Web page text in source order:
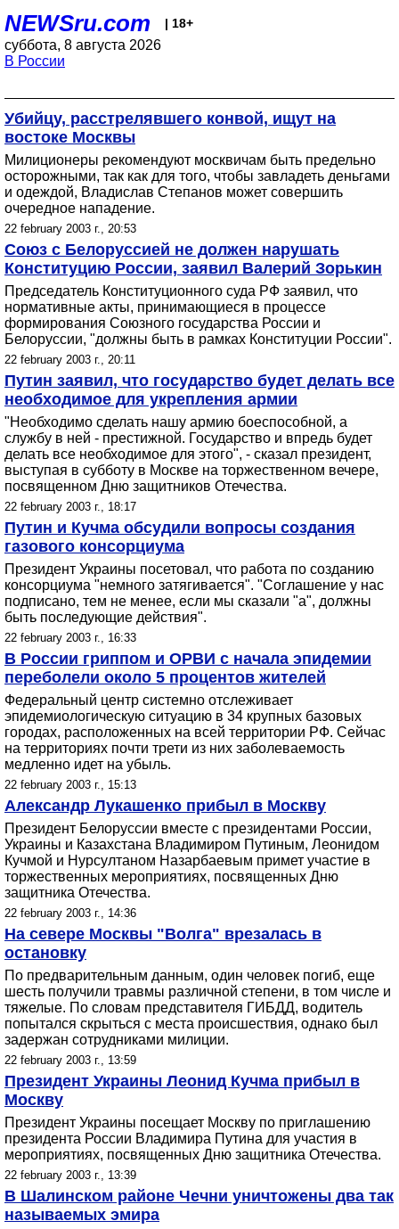
NEWSru.com | 18+
суббота, 8 августа 2026
В России
Убийцу, расстрелявшего конвой, ищут на
востоке Москвы
Милиционеры рекомендуют москвичам быть предельно
осторожными, так как для того, чтобы завладеть деньгами
и одеждой, Владислав Степанов может совершить
очередное нападение.
22 february 2003 г., 20:53
Союз с Белоруссией не должен нарушать
Конституцию России, заявил Валерий Зорькин
Председатель Конституционного суда РФ заявил, что
нормативные акты, принимающиеся в процессе
формирования Союзного государства России и
Белоруссии, "должны быть в рамках Конституции России".
22 february 2003 г., 20:11
Путин заявил, что государство будет делать все
необходимое для укрепления армии
"Необходимо сделать нашу армию боеспособной, а
службу в ней - престижной. Государство и впредь будет
делать все необходимое для этого", - сказал президент,
выступая в субботу в Москве на торжественном вечере,
посвященном Дню защитников Отечества.
22 february 2003 г., 18:17
Путин и Кучма обсудили вопросы создания
газового консорциума
Президент Украины посетовал, что работа по созданию
консорциума "немного затягивается". "Соглашение у нас
подписано, тем не менее, если мы сказали "а", должны
быть последующие действия".
22 february 2003 г., 16:33
В России гриппом и ОРВИ с начала эпидемии
переболели около 5 процентов жителей
Федеральный центр системно отслеживает
эпидемиологическую ситуацию в 34 крупных базовых
городах, расположенных на всей территории РФ. Сейчас
на территориях почти трети из них заболеваемость
медленно идет на убыль.
22 february 2003 г., 15:13
Александр Лукашенко прибыл в Москву
Президент Белоруссии вместе с президентами России,
Украины и Казахстана Владимиром Путиным, Леонидом
Кучмой и Нурсултаном Назарбаевым примет участие в
торжественных мероприятиях, посвященных Дню
защитника Отечества.
22 february 2003 г., 14:36
На севере Москвы "Волга" врезалась в
остановку
По предварительным данным, один человек погиб, еще
шесть получили травмы различной степени, в том числе и
тяжелые. По словам представителя ГИБДД, водитель
попытался скрыться с места происшествия, однако был
задержан сотрудниками милиции.
22 february 2003 г., 13:59
Президент Украины Леонид Кучма прибыл в
Москву
Президент Украины посещает Москву по приглашению
президента России Владимира Путина для участия в
мероприятиях, посвященных Дню защитника Отечества.
22 february 2003 г., 13:39
В Шалинском районе Чечни уничтожены два так
называемых эмира